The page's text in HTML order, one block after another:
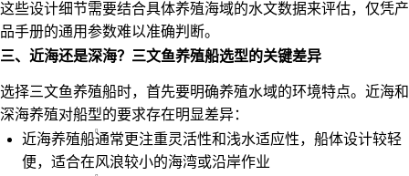
这些设计细节需要结合具体养殖海域的水文数据来评估，仅凭产
品手册的通用参数难以准确判断。
三、近海还是深海？三文鱼养殖船选型的关键差异
选择三文鱼养殖船时，首先要明确养殖水域的环境特点。近海和
深海养殖对船型的要求存在明显差异：
近海养殖船通常更注重灵活性和浅水适应性，船体设计较轻
便，适合在风浪较小的海湾或沿岸作业